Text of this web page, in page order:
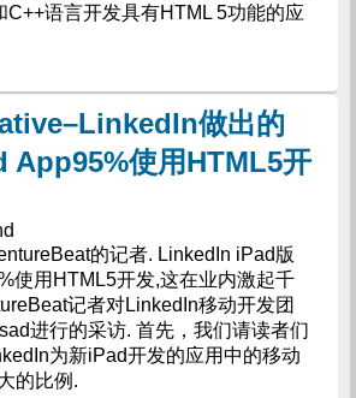
C++语言开发具有HTML 5功能的应
做出的
App95%使用HTML5开
的记者. LinkedIn iPad版
使用HTML5开发,这在业内激起千
记者对LinkedIn移动开发团
进行的采访. 首先，我们请读者们
为新iPad开发的应用中的移动
的比例.